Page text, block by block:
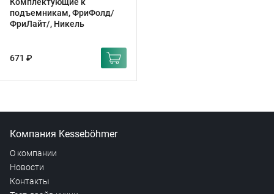
подъемникам, ФриФолд/
ФриЛайт/, Никель
671 ₽
Компания Kesseböhmer
О компании
Новости
Контакты